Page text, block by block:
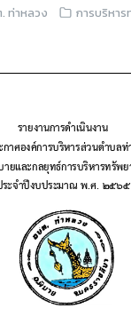
ท่าหลวง การบริหา